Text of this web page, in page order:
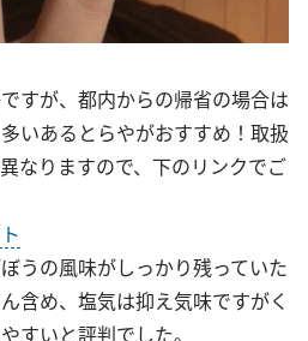
すが、都内からの帰省の場合は
いあるとらやがおすすめ！取扱
なりますので、下のリンクでご
うの風味がしっかり残っていた
含め、塩気は抑え気味ですがく
すいと評判でした。